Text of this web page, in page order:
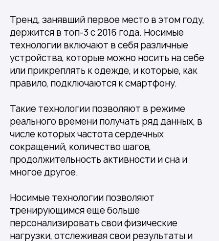
Тренд, занявший первое место в этом году,
держится в топ-3 с 2016 года. Носимые
технологии включают в себя различные
устройства, которые можно носить на себе
или прикреплять к одежде, и которые, как
правило, подключаются к смартфону.
Такие технологии позволяют в режиме
реального времени получать ряд данных, в
числе которых частота сердечных
сокращений, количество шагов,
продолжительность активности и сна и
многое другое.
Носимые технологии позволяют
тренирующимся еще больше
персонализировать свои физические
нагрузки, отслеживая свои результаты и